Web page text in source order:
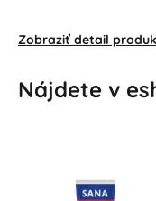
Zobraziť detail
Nájdete v